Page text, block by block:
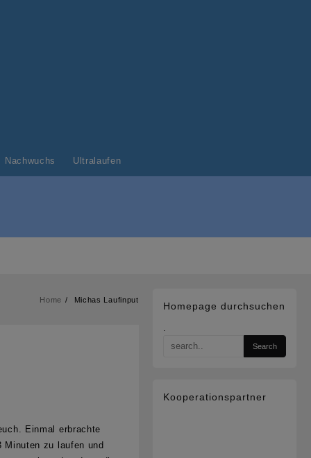
Nachwuchs Ultralaufen
Home Michas Laufinput
Einmal erbrachte
zu laufen und
Homepage durchsuchen
.
Kooperationspartner